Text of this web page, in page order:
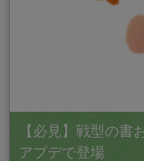
【必見】戦型の書
アプデで登場